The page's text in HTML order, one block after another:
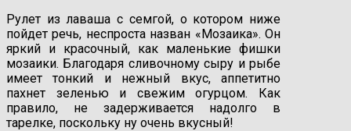
Рулет из лаваша с семгой, о котором ниже
пойдет речь, неспроста назван «Мозаика». Он
яркий и красочный, как маленькие фишки
мозаики. Благодаря сливочному сыру и рыбе
имеет тонкий и нежный вкус, аппетитно
пахнет зеленью и свежим огурцом. Как
правило, не задерживается надолго в
тарелке, поскольку ну очень вкусный!